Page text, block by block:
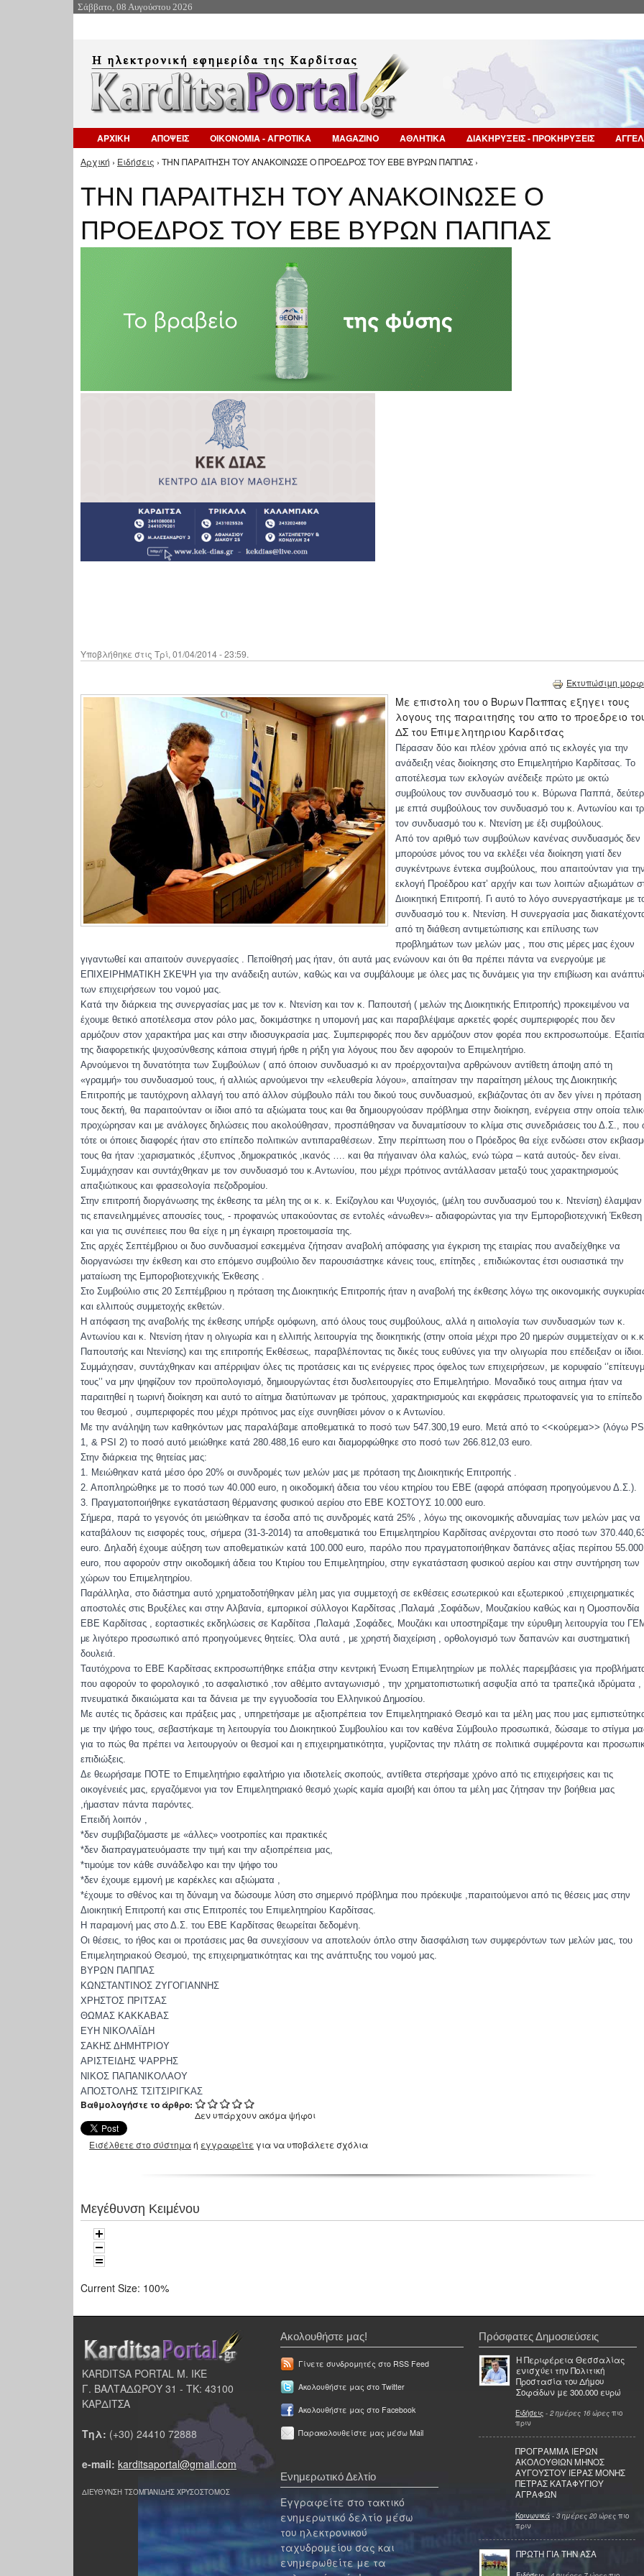
Σάββατο, 08 Αυγούστου 2026
ΑΡΧΙΚΗ ΑΠΟΨΕΙΣ ΟΙΚΟΝΟΜΙΑ - ΑΓΡΟΤΙΚΑ MAGAZINO ΑΘΛΗΤΙΚΑ ΔΙΑΚΗΡΥΞΕΙΣ - ΠΡΟΚΗΡΥΞΕΙΣ
Είστε εδώ
Αρχική › Ειδήσεις › ΤΗΝ ΠΑΡΑΙΤΗΣΗ ΤΟΥ ΑΝΑΚΟΙΝΩΣΕ Ο ΠΡΟΕΔΡΟΣ ΤΟΥ ΕΒΕ ΒΥΡΩΝ ΠΑΠΠΑΣ ›
ΤΗΝ ΠΑΡΑΙΤΗΣΗ ΤΟΥ ΑΝΑΚΟΙΝΩΣΕ Ο
ΠΡΟΕΔΡΟΣ ΤΟΥ ΕΒΕ ΒΥΡΩΝ ΠΑΠΠΑΣ
Υποβλήθηκε στις Τρί, 01/04/2014 - 23:59.
Εκτυπώσιμη
Με επιστολη του ο Βυρων Παππας εξηγει τους
λογους της παραιτησης του απο το προεδρειο
ΔΣ του Επιμελητηριου Καρδιτσας
Πέρασαν δύο και πλέον χρόνια από τις εκλογές για την
ανάδειξη νέας διοίκησης στο Επιμελητήριο Καρδίτσας. Το
αποτέλεσμα των εκλογών ανέδειξε πρώτο με οκτώ
συμβούλους τον συνδυασμό του κ. Βύρωνα Παππά,
με επτά συμβούλους τον συνδυασμό του κ. Αντωνίου και
τον συνδυασμό του κ. Ντενίση με έξι συμβούλους.
Από τον αριθμό των συμβούλων κανένας συνδυασμός δεν
μπορούσε μόνος του να εκλέξει νέα διοίκηση γιατί δεν
συγκέντρωνε έντεκα συμβούλους, που απαιτούνταν για την
εκλογή Προέδρου κατ’ αρχήν και των λοιπών αξιωμάτων
Διοικητική Επιτροπή. Γι αυτό το λόγο συνεργαστήκαμε με
συνδυασμό του κ. Ντενίση. Η συνεργασία μας
από τη διάθεση αντιμετώπισης και επίλυσης των
προβλημάτων των μελών μας , που στις μέρες μας έχουν
γιγαντωθεί και απαιτούν συνεργασίες . Πεποίθησή μας ήταν, ότι αυτά μας ενώνουν και ότι θα πρέπει πάντα να ενεργούμε με
ΕΠΙΧΕΙΡΗΜΑΤΙΚΗ ΣΚΕΨΗ για την ανάδειξη αυτών, καθώς και να συμβάλουμε με όλες μας τις δυνάμεις για την επιβίωση και
των επιχειρήσεων του νομού μας.
Κατά την διάρκεια της συνεργασίας μας με τον κ. Ντενίση και τον κ. Παπουτσή ( μελών της Διοικητικής Επιτροπής) προκειμένου να
έχουμε θετικό αποτέλεσμα στον ρόλο μας, δοκιμάστηκε η υπομονή μας και παραβλέψαμε αρκετές φορές συμπεριφορές που δεν
αρμόζουν στον χαρακτήρα μας και στην ιδιοσυγκρασία μας. Συμπεριφορές που δεν αρμόζουν στον φορέα που εκπροσωπούμε.
της διαφορετικής ψυχοσύνθεσης κάποια στιγμή ήρθε η ρήξη για λόγους που δεν αφορούν το Επιμελητήριο.
Αρνούμενοι τη δυνατότητα των Συμβούλων ( από όποιον συνδυασμό κι αν προέρχονται)να αρθρώνουν αντίθετη άποψη από τη
«γραμμή» του συνδυασμού τους, ή αλλιώς αρνούμενοι την «ελευθερία λόγου», απαίτησαν την παραίτηση μέλους της Διοικητικής
Επιτροπής με ταυτόχρονη αλλαγή του από άλλον σύμβουλο πάλι του δικού τους συνδυασμού, εκβιάζοντας ότι αν δεν γίνει η πρόταση
τους δεκτή, θα παραιτούνταν οι ίδιοι από τα αξιώματα τους και θα δημιουργούσαν πρόβλημα στην διοίκηση, ενέργεια στην οποία
προχώρησαν και με ανάλογες δηλώσεις που ακολούθησαν, προσπάθησαν να δυναμιτίσουν το κλίμα στις συνεδριάσεις του Δ.Σ., που
τότε οι όποιες διαφορές ήταν στο επίπεδο πολιτικών αντιπαραθέσεων. Στην περίπτωση που ο Πρόεδρος θα είχε ενδώσει στον
τους θα ήταν :χαρισματικός ,έξυπνος ,δημοκρατικός ,ικανός …. και θα πήγαιναν όλα καλώς, ενώ τώρα – κατά αυτούς- δεν είναι.
Συμμάχησαν και συντάχθηκαν με τον συνδυασμό του κ.Αντωνίου, που μέχρι πρότινος αντάλλασαν μεταξύ τους χαρακτηρισμούς
απαξιώτικους και φρασεολογία πεζοδρομίου.
Στην επιτροπή διοργάνωσης της έκθεσης τα μέλη της οι κ. κ. Εκίζογλου και Ψυχογιός, (μέλη του συνδυασμού του κ. Ντενίση) έλαμψαν
τις επανειλημμένες απουσίες τους, - προφανώς υπακούοντας σε εντολές «άνωθεν»- αδιαφορώντας για την Εμποροβιοτεχνική Έκθεση
και για τις συνέπειες που θα είχε η μη έγκαιρη προετοιμασία της.
Στις αρχές Σεπτέμβριου οι δυο συνδυασμοί εσκεμμένα ζήτησαν αναβολή απόφασης για έγκριση της εταιρίας που αναδείχθηκε να
διοργανώσει την έκθεση και στο επόμενο συμβούλιο δεν παρουσιάστηκε κάνεις τους, επίτηδες , επιδιώκοντας έτσι ουσιαστικά την
ματαίωση της Εμποροβιοτεχνικής Έκθεσης .
Στο Συμβούλιο στις 20 Σεπτέμβριου η πρόταση της Διοικητικής Επιτροπής ήταν η αναβολή της έκθεσης λόγω της οικονομικής
και ελλιπούς συμμετοχής εκθετών.
Η απόφαση της αναβολής της έκθεσης υπήρξε ομόφωνη, από όλους τους συμβούλους, αλλά η αιτιολογία των συνδυασμών των κ.
Αντωνίου και κ. Ντενίση ήταν η ολιγωρία και η ελλιπής λειτουργία της διοικητικής (στην οποία μέχρι προ 20 ημερών συμμετείχαν οι κ.κ
Παπουτσής και Ντενίσης) και της επιτροπής Εκθέσεως, παραβλέποντας τις δικές τους ευθύνες για την ολιγωρία που επέδειξαν οι ίδιοι.
Συμμάχησαν, συντάχθηκαν και απέρριψαν όλες τις προτάσεις και τις ενέργειες προς όφελος των επιχειρήσεων, με κορυφαίο
τους’’ να μην ψηφίζουν τον προϋπολογισμό, δημιουργώντας έτσι δυσλειτουργίες στο Επιμελητήριο. Μοναδικό τους αιτημα ήταν να
παραιτηθεί η τωρινή διοίκηση και αυτό το αίτημα διατύπωναν με τρόπους, χαρακτηρισμούς και εκφράσεις πρωτοφανείς για το επίπεδο
του θεσμού , συμπεριφορές που μέχρι πρότινος μας είχε συνηθίσει μόνον ο κ Αντωνίου.
Με την ανάληψη των καθηκόντων μας παραλάβαμε αποθεματικά το ποσό των 547.300,19 euro. Μετά από το <<κούρεμα>> (λόγω PSI
1, & PSI 2) το ποσό αυτό μειώθηκε κατά 280.488,16 euro και διαμορφώθηκε στο ποσό των 266.812,03 euro.
Στην διάρκεια της θητείας μας:
1. Μειώθηκαν κατά μέσο όρο 20% οι συνδρομές των μελών μας με πρόταση της Διοικητικής Επιτροπής .
2. Αποπληρώθηκε με το ποσό των 40.000 euro, η οικοδομική άδεια του νέου κτηρίου του ΕΒΕ (αφορά απόφαση προηγούμενου Δ.Σ.).
3. Πραγματοποιήθηκε εγκατάσταση θέρμανσης φυσικού αερίου στο ΕΒΕ ΚΟΣΤΟΥΣ 10.000 euro.
Σήμερα, παρά το γεγονός ότι μειώθηκαν τα έσοδα από τις συνδρομές κατά 25% , λόγω της οικονομικής αδυναμίας των μελών μας να
καταβάλουν τις εισφορές τους, σήμερα (31-3-2014) τα αποθεματικά του Επιμελητηρίου Καρδίτσας ανέρχονται στο ποσό των
euro. Δηλαδή έχουμε αύξηση των αποθεματικών κατά 100.000 euro, παρόλο που πραγματοποιήθηκαν δαπάνες αξίας περίπου 55.000
euro, που αφορούν στην οικοδομική άδεια του Κτιρίου του Επιμελητηρίου, στην εγκατάσταση φυσικού αερίου και στην συντήρηση των
χώρων του Επιμελητηρίου.
Παράλληλα, στο διάστημα αυτό χρηματοδοτήθηκαν μέλη μας για συμμετοχή σε εκθέσεις εσωτερικού και εξωτερικού ,επιχειρηματικές
αποστολές στις Βρυξέλες και στην Αλβανία, εμπορικοί σύλλογοι Καρδίτσας ,Παλαμά ,Σοφάδων, Μουζακίου καθώς και η Ομοσπονδία
ΕΒΕ Καρδίτσας , εορταστικές εκδηλώσεις σε Καρδίτσα ,Παλαμά ,Σοφάδες, Μουζάκι και υποστηρίξαμε την εύρυθμη λειτουργία του
με λιγότερο προσωπικό από προηγούμενες θητείες. Όλα αυτά , με χρηστή διαχείριση , ορθολογισμό των δαπανών και συστηματική
δουλειά.
Ταυτόχρονα το ΕΒΕ Καρδίτσας εκπροσωπήθηκε επάξια στην κεντρική Ένωση Επιμελητηρίων με πολλές παρεμβάσεις για
που αφορούν το φορολογικό ,το ασφαλιστικό ,τον αθέμιτο ανταγωνισμό , την χρηματοπιστωτική ασφυξία από τα τραπεζικά ιδρύματα ,
πνευματικά δικαιώματα και τα δάνεια με την εγγυοδοσία του Ελληνικού Δημοσίου.
Με αυτές τις δράσεις και πράξεις μας , υπηρετήσαμε με αξιοπρέπεια τον Επιμελητηριακό Θεσμό και τα μέλη μας που μας
με την ψήφο τους, σεβαστήκαμε τη λειτουργία του Διοικητικού Συμβουλίου και τον καθένα Σύμβουλο προσωπικά, δώσαμε το στίγμα
για το πώς θα πρέπει να λειτουργούν οι θεσμοί και η επιχειρηματικότητα, γυρίζοντας την πλάτη σε πολιτικά συμφέροντα και
επιδιώξεις.
Δε θεωρήσαμε ΠΟΤΕ το Επιμελητήριο εφαλτήριο για ιδιοτελείς σκοπούς, αντίθετα στερήσαμε χρόνο από τις επιχειρήσεις και τις
οικογένειές μας, εργαζόμενοι για τον Επιμελητηριακό θεσμό χωρίς καμία αμοιβή και όπου τα μέλη μας ζήτησαν την βοήθεια μας
,ήμασταν πάντα παρόντες.
Επειδή λοιπόν ,
*δεν συμβιβαζόμαστε με «άλλες» νοοτροπίες και πρακτικές
*δεν διαπραγματευόμαστε την τιμή και την αξιοπρέπεια μας,
*τιμούμε τον κάθε συνάδελφο και την ψήφο του
*δεν έχουμε εμμονή με καρέκλες και αξιώματα ,
*έχουμε το σθένος και τη δύναμη να δώσουμε λύση στο σημερινό πρόβλημα που πρόεκυψε ,παραιτούμενοι από τις θέσεις μας στην
Διοικητική Επιτροπή και στις Επιτροπές του Επιμελητηρίου Καρδίτσας.
Η παραμονή μας στο Δ.Σ. του ΕΒΕ Καρδίτσας θεωρείται δεδομένη.
Οι θέσεις, το ήθος και οι προτάσεις μας θα συνεχίσουν να αποτελούν όπλο στην διασφάλιση των συμφερόντων των μελών μας, του
Επιμελητηριακού Θεσμού, της επιχειρηματικότητας και της ανάπτυξης του νομού μας.
ΒΥΡΩΝ ΠΑΠΠΑΣ
ΚΩΝΣΤΑΝΤΙΝΟΣ ΖΥΓΟΓΙΑΝΝΗΣ
ΧΡΗΣΤΟΣ ΠΡΙΤΣΑΣ
ΘΩΜΑΣ ΚΑΚΚΑΒΑΣ
ΕΥΗ ΝΙΚΟΛΑΪΔΗ
ΣΑΚΗΣ ΔΗΜΗΤΡΙΟΥ
ΑΡΙΣΤΕΙΔΗΣ ΨΑΡΡΗΣ
ΝΙΚΟΣ ΠΑΠΑΝΙΚΟΛΑΟΥ
ΑΠΟΣΤΟΛΗΣ ΤΣΙΤΣΙΡΙΓΚΑΣ
Βαθμολογήστε το άρθρο:
Δεν υπάρχουν ακόμα ψήφοι
Εισέλθετε στο σύστημαή εγγραφείτε για να υποβάλετε σχόλια
Μεγέθυνση Κειμένου
Current Size: 100%
KARDITSA PORTAL Μ. ΙΚΕ
Γ. ΒΑΛΤΑΔΩΡΟΥ 31 - ΤΚ: 43100
ΚΑΡΔΙΤΣΑ
Τηλ: (+30) 24410 72888
e-mail: karditsaportal@gmail.com
ΔΙΕΥΘΥΝΣΗ ΤΣΟΜΠΑΝΙΔΗΣ ΧΡΥΣΟΣΤΟΜΟΣ
Ακολουθήστε μας!
Γίνετε συνδρομητές στο RSS Feed
Ακολουθήστε μας στο Twitter
Ακολουθήστε μας στο Facebook
Παρακολουθείστε μας μέσω Mail
Ενημερωτικό Δελτίο
Εγγραφείτε στο τακτικό
ενημερωτικό δελτίο μέσω
του ηλεκτρονικού
ταχυδρομείου σας και
ενημερωθείτε με τα
Πρόσφατες Δημοσιεύσεις
Η Περιφέρεια Θεσσαλίας
ενισχύει την Πολιτική
Προστασία του Δήμου
Σοφάδων με 300.000 ευρώ
Ειδήσεις - 2 ημέρες 16 ώρες πιο
πριν
ΠΡΟΓΡΑΜΜΑ ΙΕΡΩΝ
ΑΚΟΛΟΥΘΙΩΝ ΜΗΝΟΣ
ΑΥΓΟΥΣΤΟΥ ΙΕΡΑΣ ΜΟΝΗΣ
ΠΕΤΡΑΣ ΚΑΤΑΦΥΓΙΟΥ
ΑΓΡΑΦΩΝ
Κοινωνικά - 3 ημέρες 20 ώρες πιο
πριν
ΠΡΩΤΗ ΓΙΑ ΤΗΝ ΑΣΑ